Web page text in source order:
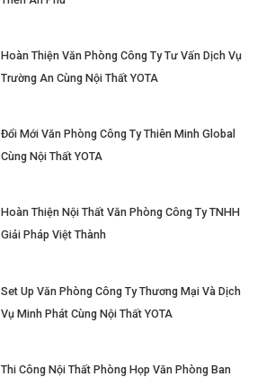
Hoàn Thiện Văn Phòng Công Ty Tư Vấn Dịch Vụ
Trường An Cùng Nội Thất YOTA
Đổi Mới Văn Phòng Công Ty Thiên Minh Global
Cùng Nội Thất YOTA
Hoàn Thiện Nội Thất Văn Phòng Công Ty TNHH
Giải Pháp Việt Thành
Set Up Văn Phòng Công Ty Thương Mại Và Dịch
Vụ Minh Phát Cùng Nội Thất YOTA
Thi Công Nội Thất Phòng Họp Văn Phòng Ban